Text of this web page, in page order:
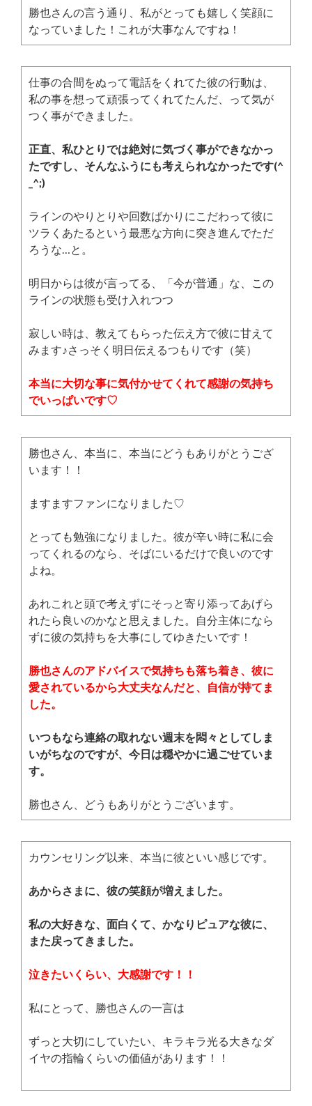
勝也さんの言う通り、私がとっても嬉しく笑顔に
なっていました！これが大事なんですね！
仕事の合間をぬって電話をくれてた彼の行動は、
私の事を想って頑張ってくれてたんだ、って気が
つく事ができました。
正直、私ひとりでは絶対に気づく事ができなかっ
たですし、そんなふうにも考えられなかったです(^
_^;)
ラインのやりとりや回数ばかりにこだわって彼に
ツラくあたるという最悪な方向に突き進んでただ
ろうな…と。
明日からは彼が言ってる、「今が普通」な、この
ラインの状態も受け入れつつ
寂しい時は、教えてもらった伝え方で彼に甘えて
みます♪さっそく明日伝えるつもりです（笑）
本当に大切な事に気付かせてくれて感謝の気持ち
でいっぱいです♡
勝也さん、本当に、本当にどうもありがとうござ
います！！
ますますファンになりました♡
とっても勉強になりました。彼が辛い時に私に会
ってくれるのなら、そばにいるだけで良いのです
よね。
あれこれと頭で考えずにそっと寄り添ってあげら
れたら良いのかなと思えました。自分主体になら
ずに彼の気持ちを大事にしてゆきたいです！
勝也さんのアドバイスで気持ちも落ち着き、彼に
愛されているから大丈夫なんだと、自信が持てま
した。
いつもなら連絡の取れない週末を悶々としてしま
いがちなのですが、今日は穏やかに過ごせていま
す。
勝也さん、どうもありがとうございます。
カウンセリング以来、本当に彼といい感じです。
あからさまに、彼の笑顔が増えました。
私の大好きな、面白くて、かなりピュアな彼に、
また戻ってきました。
泣きたいくらい、大感謝です！！
私にとって、勝也さんの一言は
ずっと大切にしていたい、キラキラ光る大きなダ
イヤの指輪くらいの価値があります！！